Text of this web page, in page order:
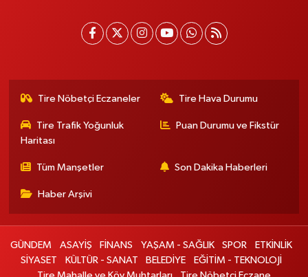
Tire Nöbetçi Eczaneler Tire Hava Durumu
Tire Trafik Yoğunluk
Haritası
Puan Durumu ve Fikstür
Tüm Manşetler Son Dakika Haberleri
Haber Arşivi
GÜNDEM ASAYİŞ FİNANS YAŞAM - SAĞLIK SPOR
ETKİNLİK
SİYASET
KÜLTÜR - SANAT BELEDİYE
EĞİTİM - TEKNOLOJİ